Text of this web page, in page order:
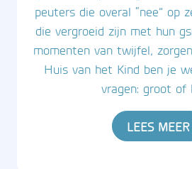
peuters die overal “nee” op
die vergroeid zijn met hun
momenten van twijfel,
Huis van het Kind ben je
vragen: groot of
LEES MEER